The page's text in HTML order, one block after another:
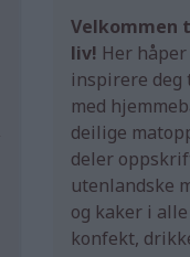
Velkommen
liv! Her
inspirere
med
deilige
deler
utenlandske
og kaker i
konfekt,